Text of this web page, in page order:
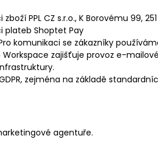
PPL CZ s.r.o., K Borovému 99,
plateb Shoptet Pay
komunikaci se zákazníky
Workspace zajišťuje provoz e-
zejména na základě
agentuře.